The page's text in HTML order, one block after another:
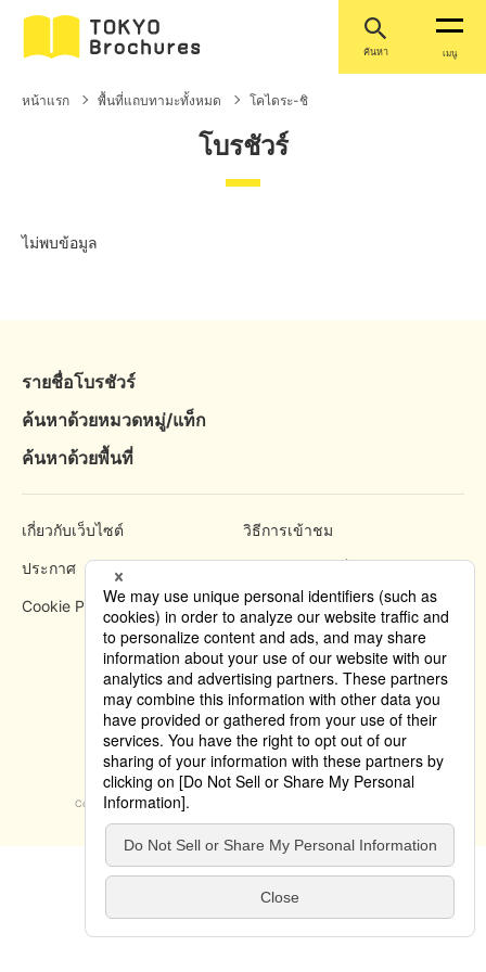
ค้นหา เมนู
หน้าแรก พื้นที่แถบทามะทั้งหมด โคไดระ-ชิ
โบรชัวร์
ไม่พบข้อมูล
รายชื่อโบรชัวร์
ค้นหาด้วยหมวดหมู่/แท็ก
ค้นหาด้วยพื้นที่
เกี่ยวกับเว็บไซต์ วิธีการเข้าชม
ประกาศ
Cookie Policy
Copyright © 2019 Tokyo Convention & Visitors Bureau. All rights reserved.